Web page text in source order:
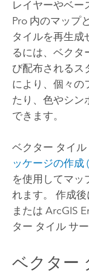
レイヤーやベー
Pro内のマップ
タイルを再生成
るには、ベクタ
び配布されるス
により、個々の
たり、色やシン
できます。
ベクター タイル
ッケージの作成
を使用してマッ
れます。 作成
または ArcGIS
ター タイル サ
ベクター